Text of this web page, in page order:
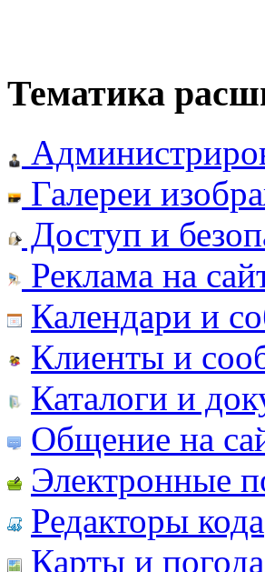
Тематика
Галереи
Доступ и
Реклама на
Календари и
Клиенты и
Каталоги и
Общение на
Электронные
Редакторы кода
Карты и погода